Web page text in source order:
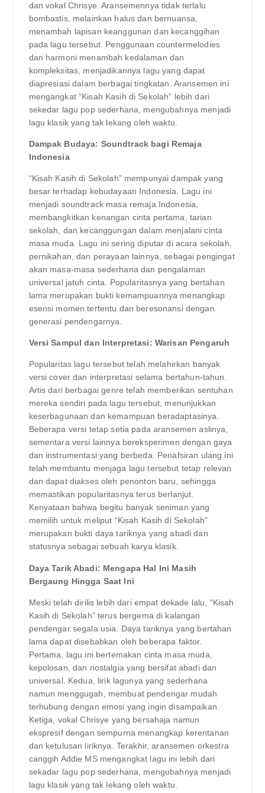
dan vokal Chrisye. Aransemennya tidak terlalu
bombastis, melainkan halus dan bernuansa,
menambah lapisan keanggunan dan kecanggihan
pada lagu tersebut. Penggunaan countermelodies
dan harmoni menambah kedalaman dan
kompleksitas, menjadikannya lagu yang dapat
diapresiasi dalam berbagai tingkatan. Aransemen ini
mengangkat “Kisah Kasih di Sekolah” lebih dari
sekedar lagu pop sederhana, mengubahnya menjadi
lagu klasik yang tak lekang oleh waktu.
Dampak Budaya: Soundtrack bagi Remaja
Indonesia
“Kisah Kasih di Sekolah” mempunyai dampak yang
besar terhadap kebudayaan Indonesia. Lagu ini
menjadi soundtrack masa remaja Indonesia,
membangkitkan kenangan cinta pertama, tarian
sekolah, dan kecanggungan dalam menjalani cinta
masa muda. Lagu ini sering diputar di acara sekolah,
pernikahan, dan perayaan lainnya, sebagai pengingat
akan masa-masa sederhana dan pengalaman
universal jatuh cinta. Popularitasnya yang bertahan
lama merupakan bukti kemampuannya menangkap
esensi momen tertentu dan beresonansi dengan
generasi pendengarnya.
Versi Sampul dan Interpretasi: Warisan Pengaruh
Popularitas lagu tersebut telah melahirkan banyak
versi cover dan interpretasi selama bertahun-tahun.
Artis dari berbagai genre telah memberikan sentuhan
mereka sendiri pada lagu tersebut, menunjukkan
keserbagunaan dan kemampuan beradaptasinya.
Beberapa versi tetap setia pada aransemen aslinya,
sementara versi lainnya bereksperimen dengan gaya
dan instrumentasi yang berbeda. Penafsiran ulang ini
telah membantu menjaga lagu tersebut tetap relevan
dan dapat diakses oleh penonton baru, sehingga
memastikan popularitasnya terus berlanjut.
Kenyataan bahwa begitu banyak seniman yang
memilih untuk meliput “Kisah Kasih di Sekolah”
merupakan bukti daya tariknya yang abadi dan
statusnya sebagai sebuah karya klasik.
Daya Tarik Abadi: Mengapa Hal Ini Masih
Bergaung Hingga Saat Ini
Meski telah dirilis lebih dari empat dekade lalu, “Kisah
Kasih di Sekolah” terus bergema di kalangan
pendengar segala usia. Daya tariknya yang bertahan
lama dapat disebabkan oleh beberapa faktor.
Pertama, lagu ini bertemakan cinta masa muda,
kepolosan, dan nostalgia yang bersifat abadi dan
universal. Kedua, lirik lagunya yang sederhana
namun menggugah, membuat pendengar mudah
terhubung dengan emosi yang ingin disampaikan.
Ketiga, vokal Chrisye yang bersahaja namun
ekspresif dengan sempurna menangkap kerentanan
dan ketulusan liriknya. Terakhir, aransemen orkestra
canggih Addie MS mengangkat lagu ini lebih dari
sekadar lagu pop sederhana, mengubahnya menjadi
lagu klasik yang tak lekang oleh waktu.